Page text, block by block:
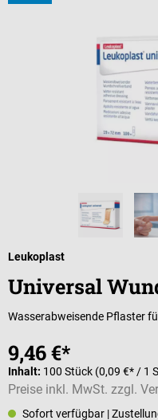
Leukoplast
Universal
Wasserabweisende Pflaster
9,46 €*
Inhalt: 100 Stück (0,09 €* / 1
Preise inkl. MwSt. zzgl.
Sofort verfügbar |